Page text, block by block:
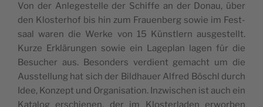
Von der Anle­ge­s­tel­le der Schif­fe an der Donau, über
den Klo­s­ter­hof bis hin zum Fra­u­en­berg sowie im Fest­
sa­al waren die Wer­ke von 15 Kün­stlern aus­ge­s­tellt.
Kur­ze Erklärun­gen sowie ein Lage­plan lagen für die
Besuc­her aus. Beson­ders ver­di­ent gemac­ht um die
Aus­s­tel­lung hat sich der Bild­ha­u­er Alfred Bösc­hl durch
Idee, Kon­ze­pt und Orga­ni­sa­ti­on. Inzwi­sc­hen ist auch ein
Kata­log ersc­hi­e­nen, der im Klo­s­ter­la­den erwor­ben